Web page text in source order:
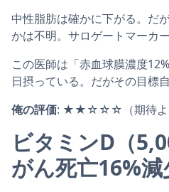
中性脂肪は確かに下がる。だ
かは不明。サロゲートマーカー
この医師は「赤血球膜濃度
日摂っている。だがその目標
俺の評価: ★★☆☆☆（期待よ
ビタミンD（
がん死亡16%